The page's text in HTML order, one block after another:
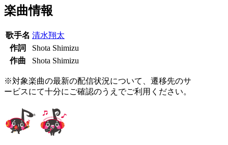
楽曲情報
歌手名 清水翔太
作詞
Shota Shimizu
作曲
Shota Shimizu
※対象楽曲の最新の配信状況について、遷移先のサ
ービスにて十分にご確認のうえでご利用ください。